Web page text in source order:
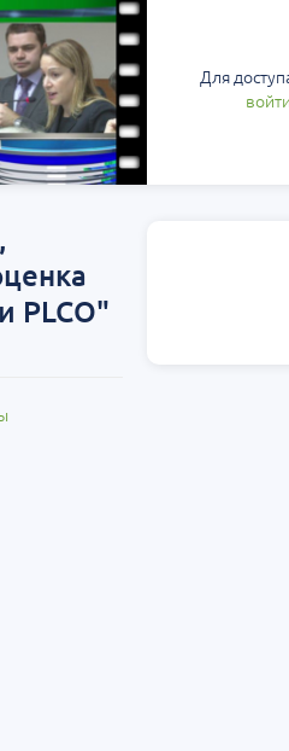
Научно-практическая
конференция «Урология на 360°.
Экосистема в частной
медицине»
Россия,
04 сентября
Для
войти
PLCO"